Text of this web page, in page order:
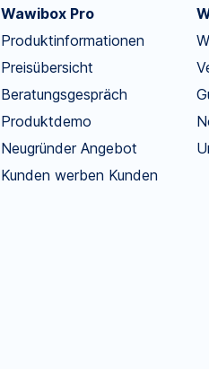
Wawibox Pro
Produktinformationen
Preisübersicht
Beratungsgespräch
Produktdemo
Neugründer Angebot
Kunden werben Kunden